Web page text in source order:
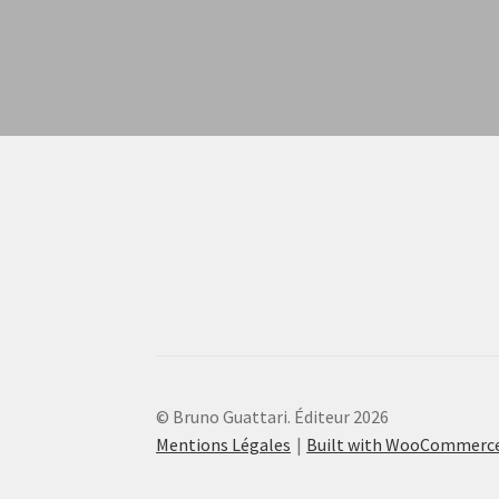
© Bruno Guattari. Éditeur 2026
Mentions Légales
Built with